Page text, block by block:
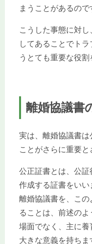
まうことがあるので
こうした事態に対
してあることでト
うとても重要な役割
離婚協議書
実は、離婚協議書は
ことがさらに重要と
公正証書とは、公
作成する証書をいい
離婚協議書を、こ
ることは、前述の
場面でなく、主に
大きな意義を持ちま